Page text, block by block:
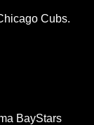
Cubs.
BayStars